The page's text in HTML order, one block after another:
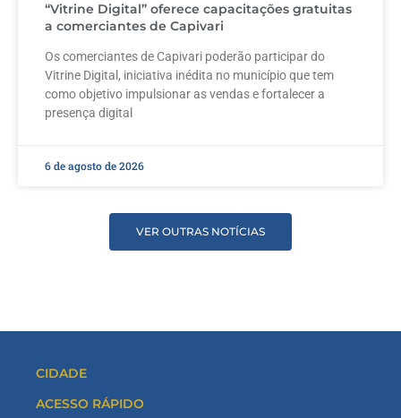
“Vitrine Digital” oferece capacitações gratuitas
a comerciantes de Capivari
Os comerciantes de Capivari poderão participar do
Vitrine Digital, iniciativa inédita no município que tem
como objetivo impulsionar as vendas e fortalecer a
presença digital
6 de agosto de 2026
VER OUTRAS NOTÍCIAS
CIDADE
ACESSO RÁPIDO